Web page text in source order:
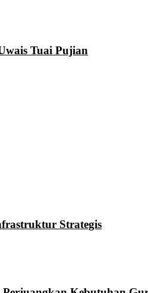
Tuai Pujian
Strategis